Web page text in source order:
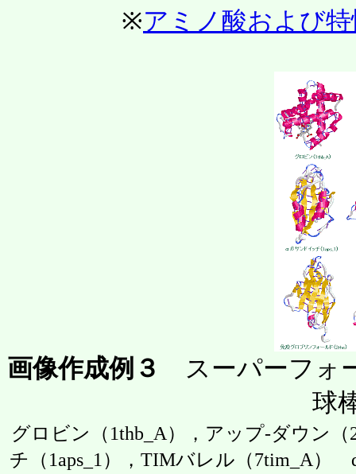
※アミノ酸および
画像作成例３
スーパーフォ
球
グロビン（1thb_A），アップ-ダウン
チ（1aps_1），TIMバレル（7tim_A）